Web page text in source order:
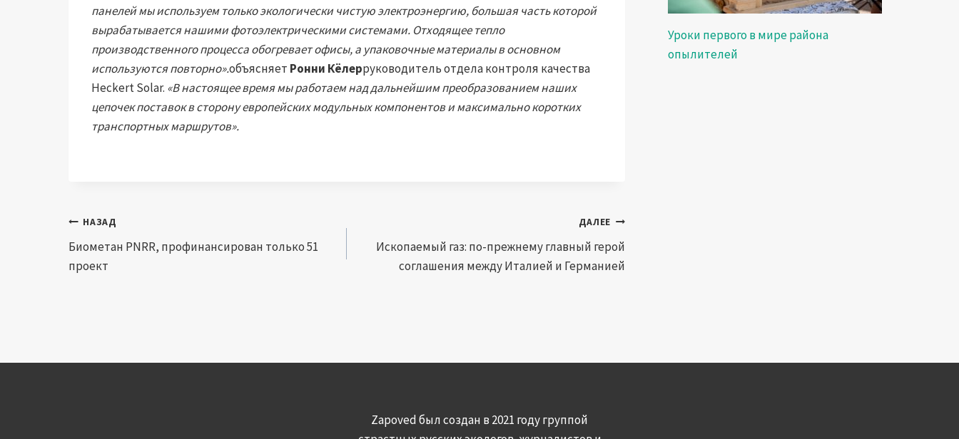
панелей мы используем только экологически чистую электроэнергию, большая часть которой
вырабатывается нашими фотоэлектрическими системами. Отходящее тепло
производственного процесса обогревает офисы, а упаковочные материалы в основном
используются повторно».объясняет Ронни Кёлерруководитель отдела контроля качества
Heckert Solar. «В настоящее время мы работаем над дальнейшим преобразованием наших
цепочек поставок в сторону европейских модульных компонентов и максимально коротких
транспортных маршрутов».
Навигация
по
НАЗАД
Биометан PNRR, профинансирован только 51
проект
ДАЛЕЕ
Ископаемый газ: по-прежнему главный герой
соглашения между Италией и Германией
Уроки первого в мире района
опылителей
Zapoved был создан в 2021 году группой